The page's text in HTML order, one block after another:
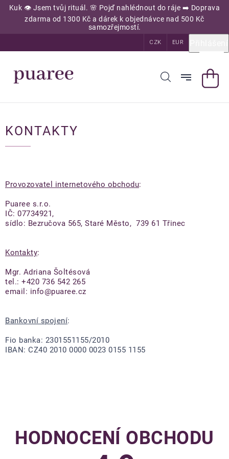
PřejítKuk 👁️ Jsem tvůj rituál. 🌸 Pojď nahlédnout do ráje ➡️ Doprava
zdarma od 1300 Kč a dárek k objednávce nad 500 Kč
samozřejmostí.
CZK EUR
KONTAKTY
Provozovatel internetového obchodu:
Puaree s.r.o.
IČ: 07734921,
sídlo: Bezručova 565, Staré Město, 739 61 Třinec
Kontakty:
Mgr. Adriana Šoltésová
tel.: +420 736 542 265
email: info@puaree.cz
Bankovní spojení:
Fio banka: 2301551155/2010
IBAN: CZ40 2010 0000 0023 0155 1155
HODNOCENÍ OBCHODU